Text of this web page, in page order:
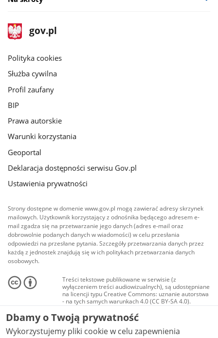
stopka
gov.pl
Strona
gov.pl
gov.pl
Polityka cookies
Służba cywilna
Profil zaufany
BIP
Prawa autorskie
Warunki korzystania
Geoportal
Deklaracja dostępności serwisu Gov.pl
Ustawienia prywatności
Strony dostępne w domenie www.gov.pl mogą zawierać adresy skrzynek
mailowych. Użytkownik korzystający z odnośnika będącego adresem e-
mail zgadza się na przetwarzanie jego danych (adres e-mail oraz
dobrowolnie podanych danych w wiadomości) w celu przesłania
odpowiedzi na przesłane pytania. Szczegóły przetwarzania danych przez
każdą z jednostek znajdują się w ich politykach przetwarzania danych
osobowych.
Treści tekstowe publikowane w serwisie (z
wyłączeniem treści audiowizualnych), są udostępniane
na licencji typu Creative Commons: uznanie autorstwa
- na tych samych warunkach 4.0 (CC BY-SA 4.0).
Materiały audiowizualne, w tym zdjęcia, materiały
audio i wideo, są udostępniane na licencji typu
Creative Commons: uznanie autorstwa użycie
niekomercyjne - bez utworów zależnych 4.0 (CC BY-
Dbamy o Twoją prywatność
Wykorzystujemy pliki cookie w celu zapewnienia